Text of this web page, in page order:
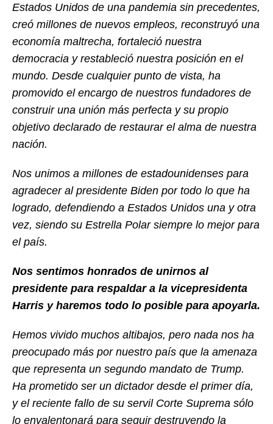
Estados Unidos de una pandemia sin precedentes,
creó millones de nuevos empleos, reconstruyó una
economía maltrecha, fortaleció nuestra
democracia y restableció nuestra posición en el
mundo. Desde cualquier punto de vista, ha
promovido el encargo de nuestros fundadores de
construir una unión más perfecta y su propio
objetivo declarado de restaurar el alma de nuestra
nación.
Nos unimos a millones de estadounidenses para
agradecer al presidente Biden por todo lo que ha
logrado, defendiendo a Estados Unidos una y otra
vez, siendo su Estrella Polar siempre lo mejor para
el país.
Nos sentimos honrados de unirnos al
presidente para respaldar a la vicepresidenta
Harris y haremos todo lo posible para apoyarla.
Hemos vivido muchos altibajos, pero nada nos ha
preocupado más por nuestro país que la amenaza
que representa un segundo mandato de Trump.
Ha prometido ser un dictador desde el primer día,
y el reciente fallo de su servil Corte Suprema sólo
lo envalentonará para seguir destruyendo la